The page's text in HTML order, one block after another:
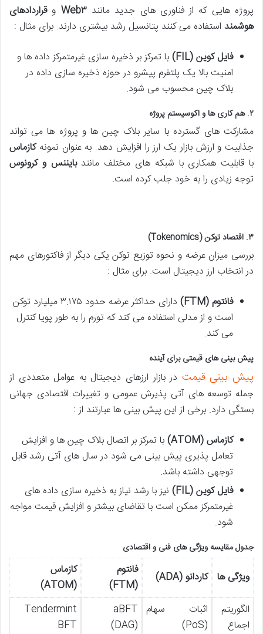
پروژه هایی که از فناوری های جدید مانند Web۳ وقراردادهای
هوشمند استفاده می کنند پتانسیل رشد بیشتری دارند. برای مثال :
فایل کوین(FIL)
با تمرکز بر ذخیره سازی غیرمتمرکز داده ها و
امنیت بالا یک پلتفرم پیشرو در حوزه ذخیره سازی داده در
بلاک چین محسوب می شود​​.
۲.هم کاری ها و اکوسیستم پروژه
مشارکت های گسترده با سایر بلاک چین ها و پروژه ها می تواند
جذابیت و ارزش بازار یک ارز را افزایش دهد. به عنوان نمونهکازماس
با قابلیت همکاری با شبکه های مختلف مانندبایننس و کرونوس
توجه زیادی را به خود جلب کرده است​​.
۳. اقتصاد توکن(Tokenomics)
بررسی میزان عرضه و نحوه توزیع توکن یکی دیگر از فاکتورهای مهم
در انتخاب ارز دیجیتال است. برای مثال :
فانتوم(FTM)
دارای حداکثر عرضه حدود ۳.۱۷۵ میلیارد توکن
است و از مدلی استفاده می کند که تورم را به طور پویا کنترل
می کند​​.
پیش بینی های قیمتی برای آینده
پیش بینی قیمت در بازار ارزهای دیجیتال به عوامل متعددی از
جمله توسعه های آتی پذیرش عمومی و تغییرات اقتصادی جهانی
بستگی دارد. برخی از این پیش بینی ها عبارتند از :
کازماس(ATOM)
با تمرکز بر اتصال بلاک چین ها و افزایش
تعامل پذیری پیش بینی می شود در سال های آتی رشد قابل
توجهی داشته باشد​.
فایل کوین(FIL)
نیز با رشد نیاز به ذخیره سازی داده های
غیرمتمرکز ممکن است با تقاضای بیشتر و افزایش قیمت مواجه
شود​.
جدول مقایسه ویژگی های فنی و اقتصادی
ویژگی ها کاردانو(ADA)
فانتوم
(FTM)
کازماس
(ATOM)
الگوریتم
اجماع
اثبات سهام
(PoS)
aBFT
(DAG)
Tendermint
BFT